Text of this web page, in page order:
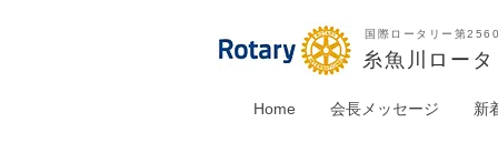
国際ロータリー第
糸魚川ロー
Home 会長メッセージ 新